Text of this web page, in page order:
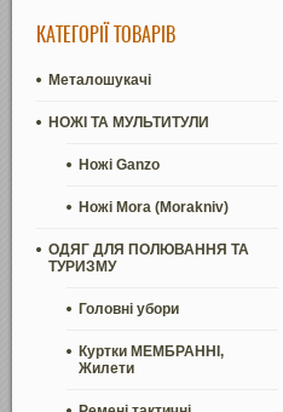
КАТЕГОРІЇ ТОВАРІВ
Металошукачі
НОЖІ ТА МУЛЬТИТУЛИ
Ножі Ganzo
Ножі Mora (Morakniv)
ОДЯГ ДЛЯ ПОЛЮВАННЯ ТА
ТУРИЗМУ
Головні убори
Куртки МЕМБРАННІ,
Жилети